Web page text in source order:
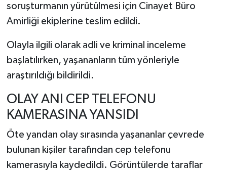
soruşturmanın yürütülmesi için Cinayet Büro
Amirliği ekiplerine teslim edildi.
Olayla ilgili olarak adli ve kriminal inceleme
başlatılırken, yaşananların tüm yönleriyle
araştırıldığı bildirildi.
OLAY ANI CEP TELEFONU
KAMERASINA YANSIDI
Öte yandan olay sırasında yaşananlar çevrede
bulunan kişiler tarafından cep telefonu
kamerasıyla kaydedildi. Görüntülerde taraflar